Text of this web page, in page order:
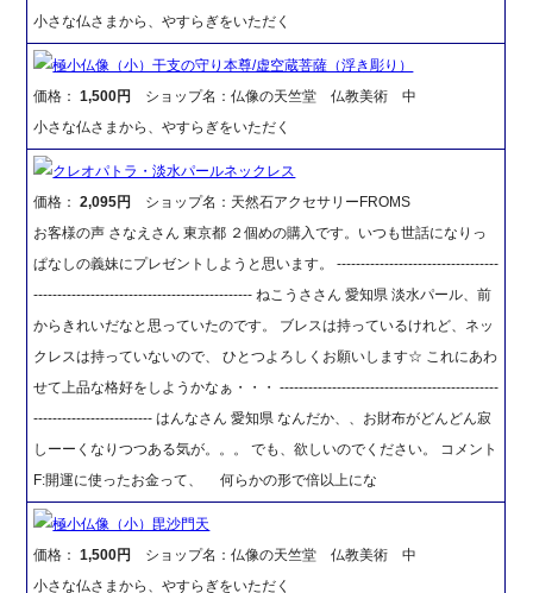
小さな仏さまから、やすらぎをいただく
極小仏像（小）干支の守り本尊/虚空蔵菩薩（浮き彫り）
価格：1,500円
ショップ名：仏像の天竺堂 仏教美術 中
小さな仏さまから、やすらぎをいただく
クレオパトラ・淡水パールネックレス
価格：2,095円
ショップ名：天然石アクセサリーFROMS
お客様の声 さなえさん 東京都 ２個めの購入です。いつも世話になりっ
ぱなしの義妹にプレゼントしようと思います。 ----------------------------------
---------------------------------------------- ねこうささん 愛知県 淡水パール、前
からきれいだなと思っていたのです。 ブレスは持っているけれど、ネッ
クレスは持っていないので、 ひとつよろしくお願いします☆ これにあわ
せて上品な格好をしようかなぁ・・・ ----------------------------------------------
------------------------- はんなさん 愛知県 なんだか、、お財布がどんどん寂
しーーくなりつつある気が。。。 でも、欲しいのでください。 コメント
F:開運に使ったお金って、 何らかの形で倍以上にな
極小仏像（小）毘沙門天
価格：1,500円
ショップ名：仏像の天竺堂 仏教美術 中
小さな仏さまから、やすらぎをいただく